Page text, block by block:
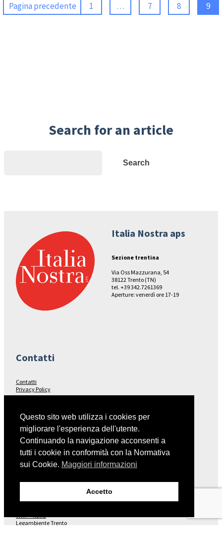
Pagina precedente 1 … 7 8 9
Search for an article
Search
Italia Nostra aps
Sezione trentina
Via Oss Mazzurana, 54
38122 Trento (TN)
tel. +39 342.7261369
Aperture: venerdì ore 17-19
Contatti
Contatti
Privacy Policy
Seguici su…
Facebook
Italia Nostra – Sito Nazionale
WWF – Italia
Legambiente Trento
Questo sito web utilizza i cookies per
migliorare l'esperienza dell'utente.
Continuando la navigazione acconsenti a
tutti i cookie in conformità con la Normativa
sui Cookie. Maggiori informazioni
Accetto